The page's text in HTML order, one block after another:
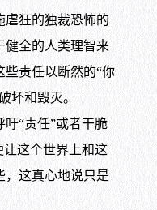
狂的独裁恐怖的
健全的人类理智来
责任以断然的“你
坏和毁灭。
“责任”或者干脆
让这个世界上和这
，这真心地说只是